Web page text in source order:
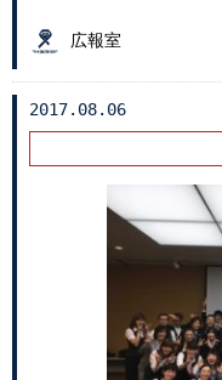
広報室
2017.08.06